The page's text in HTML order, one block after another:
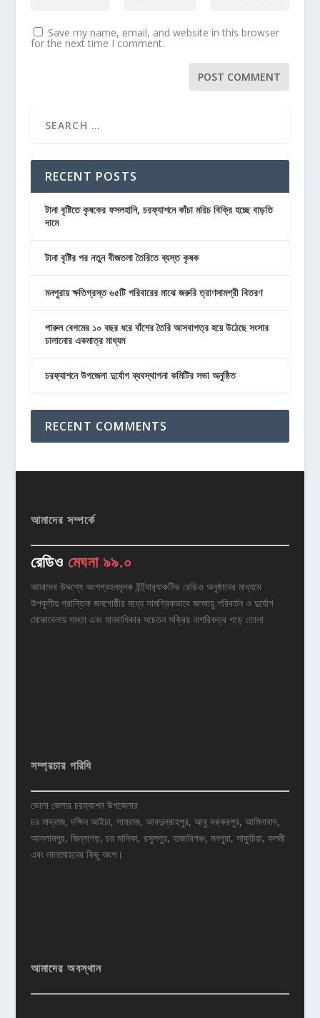
Save my name, email, and website in this browser
for the next time I comment.
RECENT POSTS
টানা বৃষ্টিতে কৃষকের ফসলহানি, চরফ্যাশনে কাঁচা মরিচ বিক্রি হচ্ছে বাড়তি
দামে
টানা বৃষ্টির পর নতুন বীজতলা তৈরিতে ব্যস্ত কৃষক
মনপুরায় ক্ষতিগ্রস্ত ৬৫টি পরিবারের মাঝে জরুরি ত্রাণসামগ্রী বিতরণ
পারুল বেগমের ১০ বছর ধরে বাঁশের তৈরি আসবাপত্র হয়ে উঠেছে সংসার
চালানোর একমাত্র মাধ্যম
চরফ্যাশনে উপজেলা দুর্যোগ ব্যবস্থাপনা কমিটির সভা অনুষ্ঠিত
RECENT COMMENTS
আমাদের সম্পর্কে
রেডিও মেঘনা ৯৯.০
আমাদের উদ্দশ্যে অংশগ্রহনমূলক ইর্ন্ট্যার‌্যাকটিভ রেডিও অনুষ্ঠানের মাধ্যমে
উপকুলীয় প্রান্তিক জনগোষ্ঠীর মধ্যে সামগ্রিকভাবে জলবায়ু পরিবর্তন ও দুর্যোগ
মোকাবেলায় সমতা এবং মানবাধিকার সচেতন সক্রিয় নাগরিকত্ব গড়ে তোলা
সম্প্রচার পরিধি
ভোলা জেলার চরফ্যাশন উপজেলার
চর মাদ্রাজ, দক্ষিন আইচা, সামরাজ, আবদুল্রাহপুর, আবু বক্করপুর, আমিনাবাদ,
আসলামপুর, জিন্নাগড়, চর মানিকা, রসুলপুর, হাজারিগঞ্চ, মনপুরা, সাকুচিয়া, কলমী
এবং লালমোহনের কিছু অংশ।
আমাদের অবস্থান